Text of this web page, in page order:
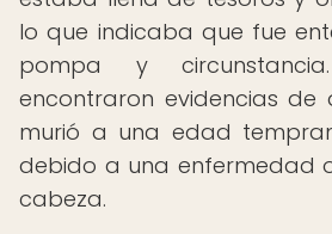
lo que indicaba que fue
pompa y
encontraron evidencias de
murió a una edad
debido a una enfermedad
cabeza.